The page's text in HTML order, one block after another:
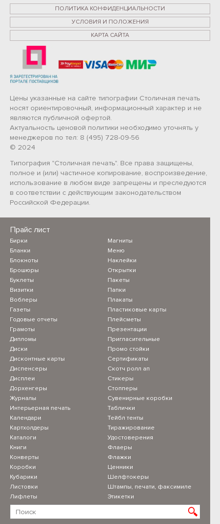
Прайс лист
Бирки
Бланки
Блокноты
Брошюры
Буклеты
Визитки
Воблеры
Газеты
Годовые отчеты
Грамоты
Дипломы
Диски
Дисконтные карты
Диспенсеры
Дисплеи
Дорхенгеры
Журналы
Интерьерная печать
Календари
Картхолдеры
Каталоги
Книги
Конверты
Коробки
Кубарики
Листовки
Лифлеты
Магниты
Меню
Наклейки
Открытки
Пакеты
Папки
Плакаты
Пластиковые карты
Плейсметы
Презентации
Пригласительные
Промо стойки
Сертификаты
Скотч ролл ап
Стикеры
Стопперы
Сувенирные коробки
Таблички
Тейбл тенты
Тиражирование
Удостоверения
Флаеры
Флажки
Ценники
Шелфтокеры
Штампы, печати, факсимиле
Этикетки
ПОЛИТИКА КОНФИДЕНЦИАЛЬНОСТИ
УСЛОВИЯ И ПОЛОЖЕНИЯ
КАРТА САЙТА
Цены указанные на сайте типографии Столичная печать
носят ориентировочный, информационный характер и не
являются публичной офертой.
Актуальность ценовой политики необходимо уточнять у
менеджеров по тел: 8 (495) 728-09-56
© 2024
Типография "Столичная печать". Все права защищены,
полное и (или) частичное копирование, воспроизведение,
использование в любом виде запрещены и преследуются
в соответствии с действующим законодательством
Российской Федерации.